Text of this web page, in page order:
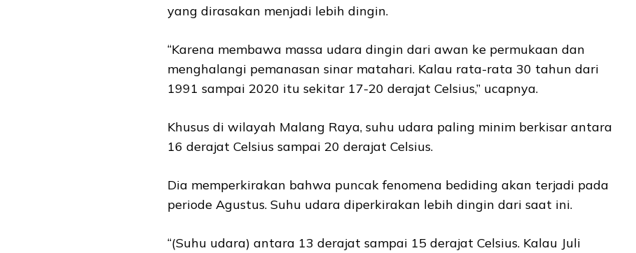
yang dirasakan menjadi lebih dingin.
“Karena membawa massa udara dingin dari awan ke permukaan dan
menghalangi pemanasan sinar matahari. Kalau rata-rata 30 tahun dari
1991 sampai 2020 itu sekitar 17-20 derajat Celsius,” ucapnya.
Khusus di wilayah Malang Raya, suhu udara paling minim berkisar antara
16 derajat Celsius sampai 20 derajat Celsius.
Dia memperkirakan bahwa puncak fenomena bediding akan terjadi pada
periode Agustus. Suhu udara diperkirakan lebih dingin dari saat ini.
“(Suhu udara) antara 13 derajat sampai 15 derajat Celsius. Kalau Juli